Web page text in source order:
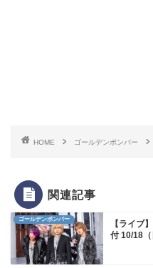
HOME ゴールデンボンバー
関連記事
ゴールデンボンバー
【ライブ
付 10/18